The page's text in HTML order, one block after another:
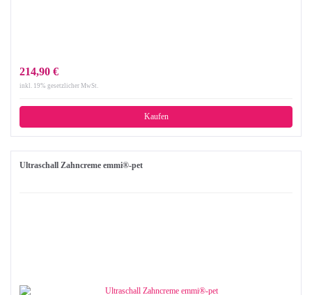
214,90 €
inkl. 19% gesetzlicher MwSt.
Kaufen
Ultraschall Zahncreme emmi®-pet